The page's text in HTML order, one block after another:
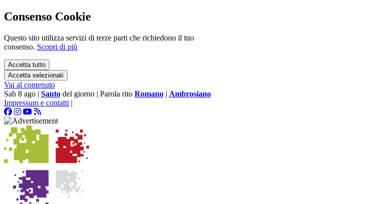
Consenso Cookie
Questo sito utilizza servizi di terze parti che richiedono il tuo
consenso. Scopri di più
Accetta tutto
Accetta selezionati
Vai al contenuto
Sab 8 ago | Santo del giorno | Parola rito Romano | Ambrosiano
Impressum e contatti |